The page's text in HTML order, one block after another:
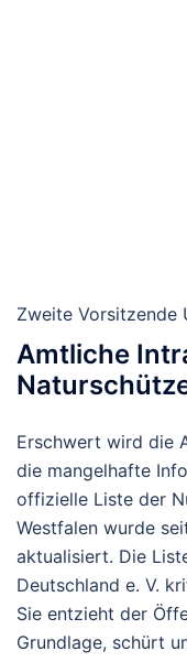
Zweite Vorsitzende
Amtliche
Erschwert wird die
die mangelhafte
offizielle Liste der
Westfalen wurde
aktualisiert. Die
Deutschland e. V.
Sie entzieht der
Grundlage, schürt